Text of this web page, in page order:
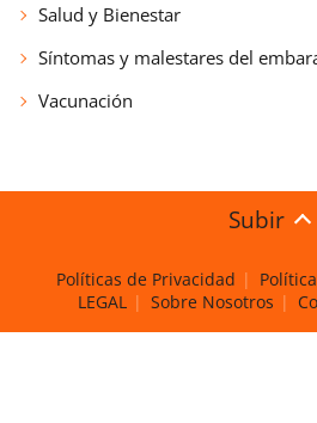
Salud y Bienestar
Síntomas y malestares del
Vacunación
Subir
Políticas de Privacidad
LEGAL
Sobre Nosotros